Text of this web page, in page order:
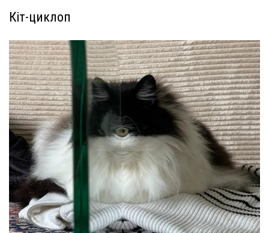
Кіт-циклоп